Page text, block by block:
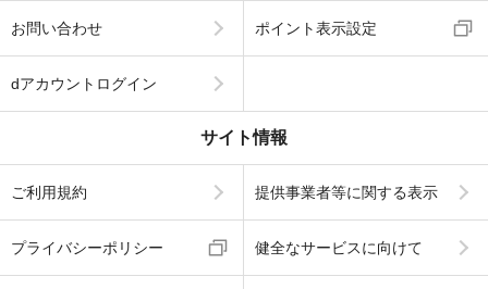
お問い合わせ ポイント表示設定
dアカウントログイン
サイト情報
ご利用規約 提供事業者等に関する表示
プライバシーポリシー 健全なサービスに向けて